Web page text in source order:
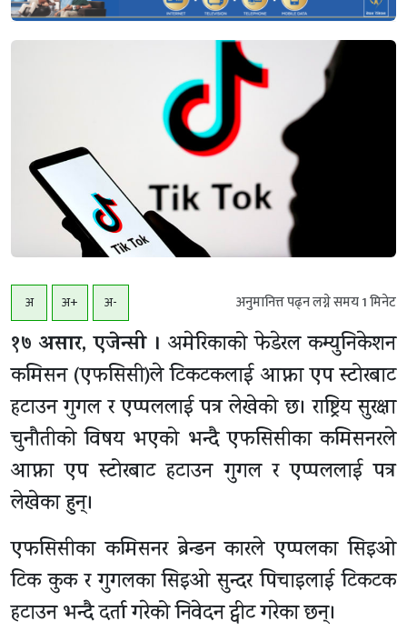
अ अ+ अ- अनुमानित्त पढ्न लग्ने समय1मिनेट
१७ असार, एजेन्सी । अमेरिकाको फेडेरल कम्युनिकेशन
कमिसन (एफसिसी)ले टिकटकलाई आफ्ना एप स्टोरबाट
हटाउन गुगल र एप्पललाई पत्र लेखेको छ। राष्ट्रिय सुरक्षा
चुनाैतीको विषय भएको भन्दै एफसिसीका कमिसनरले
आफ्ना एप स्टोरबाट हटाउन गुगल र एप्पललाई पत्र
लेखेका हुन्।
एफसिसीका कमिसनर ब्रेन्डन कारले एप्पलका सिइओ
टिक कुक र गुगलका सिइओ सुन्दर पिचाइलाई टिकटक
हटाउन भन्दै दर्ता गरेको निवेदन ट्वीट गरेका छन्।